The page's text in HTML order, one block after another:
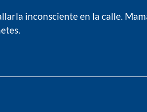
inconsciente en la calle.